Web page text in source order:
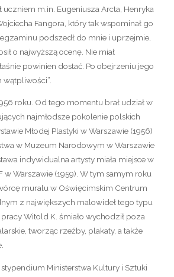
uczniem m.in. Eugeniusza Arcta, Henryka
Fangora, który tak wspominał go
podszedł do mnie i uprzejmie,
o najwyższą ocenę. Nie miał
powinien dostać. Po obejrzeniu jego
wątpliwości”.
roku. Od tego momentu brał udział w
najmłodsze pokolenie polskich
Młodej Plastyki w Warszawie (1956)
w Muzeum Narodowym w Warszawie
indywidualna artysty miała miejsce w
w Warszawie (1959). W tym samym roku
muralu w Oświęcimskim Centrum
z największych malowideł tego typu
Witold K. śmiało wychodził poza
tworząc rzeźby, plakaty, a także
Ministerstwa Kultury i Sztuki